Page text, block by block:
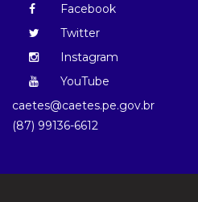
Facebook
Twitter
Instagram
YouTube
caetes@caetes.pe.gov.br
(87) 99136-6612